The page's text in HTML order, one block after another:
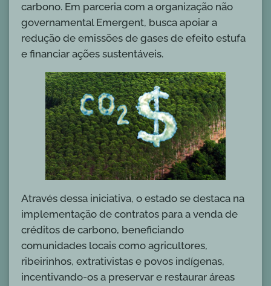
carbono. Em parceria com a organização não
governamental Emergent, busca apoiar a
redução de emissões de gases de efeito estufa
e financiar ações sustentáveis.
Através dessa iniciativa, o estado se destaca na
implementação de contratos para a venda de
créditos de carbono, beneficiando
comunidades locais como agricultores,
ribeirinhos, extrativistas e povos indígenas,
incentivando-os a preservar e restaurar áreas